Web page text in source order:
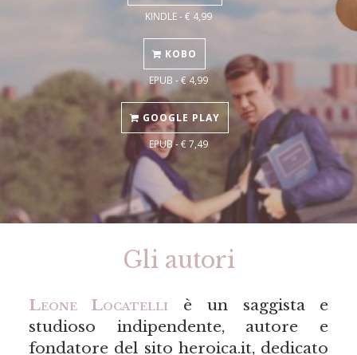
KINDLE - € 4,99
KOBO
EPUB - € 4,99
GOOGLE PLAY
EPUB - € 7,49
Gli autori
Leone Locatelli è un saggista e
studioso indipendente, autore e
fondatore del sito heroica.it, dedicato